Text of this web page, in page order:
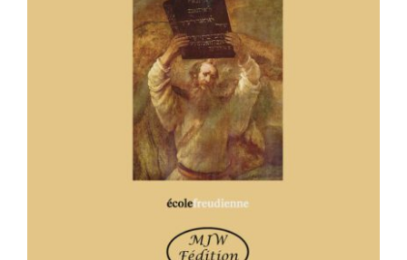
NÉ JUIF : LE PRIX DE LA COUPURE –
Lecture freudienne de l’indicible